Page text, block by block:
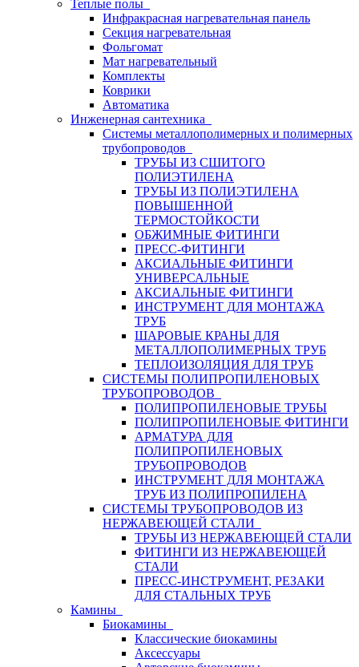
Теплые полы
Инфракрасная нагревательная панель
Секция нагревательная
Фольгомат
Мат нагревательный
Комплекты
Коврики
Автоматика
Инженерная сантехника
Системы металлополимерных и полимерных
трубопроводов
ТРУБЫ ИЗ СШИТОГО
ПОЛИЭТИЛЕНА
ТРУБЫ ИЗ ПОЛИЭТИЛЕНА
ПОВЫШЕННОЙ
ТЕРМОСТОЙКОСТИ
ОБЖИМНЫЕ ФИТИНГИ
ПРЕСС-ФИТИНГИ
АКСИАЛЬНЫЕ ФИТИНГИ
УНИВЕРСАЛЬНЫЕ
АКСИАЛЬНЫЕ ФИТИНГИ
ИНСТРУМЕНТ ДЛЯ МОНТАЖА
ТРУБ
ШАРОВЫЕ КРАНЫ ДЛЯ
МЕТАЛЛОПОЛИМЕРНЫХ ТРУБ
ТЕПЛОИЗОЛЯЦИЯ ДЛЯ ТРУБ
СИСТЕМЫ ПОЛИПРОПИЛЕНОВЫХ
ТРУБОПРОВОДОВ
ПОЛИПРОПИЛЕНОВЫЕ ТРУБЫ
ПОЛИПРОПИЛЕНОВЫЕ ФИТИНГИ
АРМАТУРА ДЛЯ
ПОЛИПРОПИЛЕНОВЫХ
ТРУБОПРОВОДОВ
ИНСТРУМЕНТ ДЛЯ МОНТАЖА
ТРУБ ИЗ ПОЛИПРОПИЛЕНА
СИСТЕМЫ ТРУБОПРОВОДОВ ИЗ
НЕРЖАВЕЮЩЕЙ СТАЛИ
ТРУБЫ ИЗ НЕРЖАВЕЮЩЕЙ СТАЛИ
ФИТИНГИ ИЗ НЕРЖАВЕЮЩЕЙ
СТАЛИ
ПРЕСС-ИНСТРУМЕНТ, РЕЗАКИ
ДЛЯ СТАЛЬНЫХ ТРУБ
Камины
Биокамины
Классические биокамины
Аксессуары